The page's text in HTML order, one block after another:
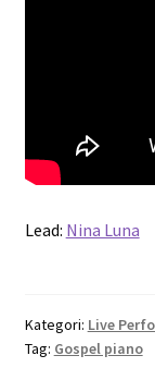
Lead: Nina Luna
Kategori: Live
Tag: Gospel piano